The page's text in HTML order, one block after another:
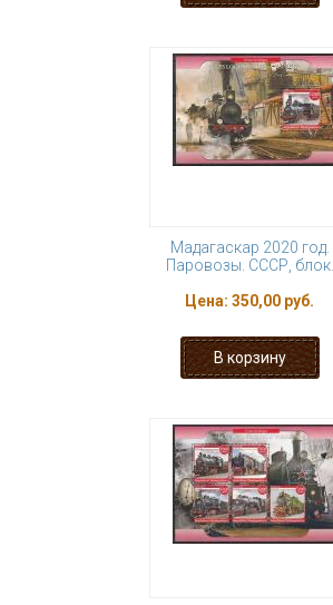
Мадагаскар 2020 год.
Паровозы. СССР, блок.
Цена: 350,00 руб.